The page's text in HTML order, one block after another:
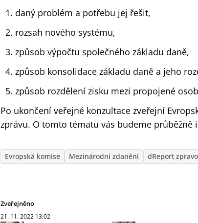
daný problém a potřebu jej řešit,
rozsah nového systému,
způsob výpočtu společného základu daně,
způsob konsolidace základu daně a jeho
způsob rozdělení zisku mezi propojené
Po ukončení veřejné konzultace zveřejní
zprávu. O tomto tématu vás budeme průběžně
Evropská komise Mezinárodní zdanění dReport
Zveřejněno
21. 11. 2022 13:02